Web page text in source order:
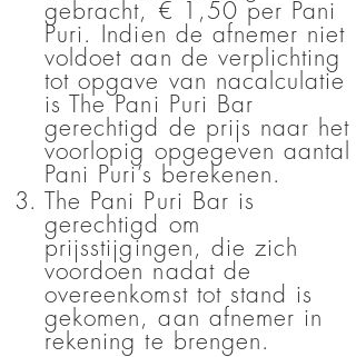
gebracht, € 1,50 per Pani
Puri. Indien de afnemer niet
voldoet aan de verplichting
tot opgave van nacalculatie
is The Pani Puri Bar
gerechtigd de prijs naar het
voorlopig opgegeven aantal
Pani Puri’s berekenen.
The Pani Puri Bar is
gerechtigd om
prijsstijgingen, die zich
voordoen nadat de
overeenkomst tot stand is
gekomen, aan afnemer in
rekening te brengen.